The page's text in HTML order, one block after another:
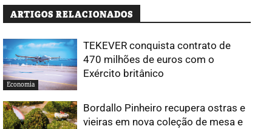
ARTIGOS RELACIONADOS
Economia
TEKEVER conquista contrato de
470 milhões de euros com o
Exército britânico
Bordallo Pinheiro recupera ostras e
vieiras em nova coleção de mesa e